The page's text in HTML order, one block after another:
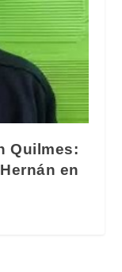
Quilmes:
en